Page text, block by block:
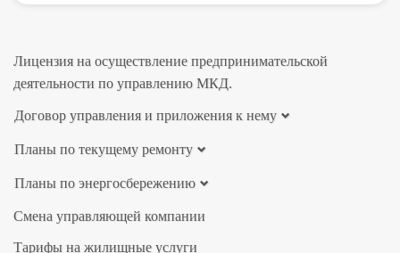
Лицензия на осуществление предпринимательской
деятельности по управлению МКД.
Договор управления и приложения к нему
Планы по текущему ремонту
Планы по энергосбережению
Смена управляющей компании
Тарифы на жилищные услуги